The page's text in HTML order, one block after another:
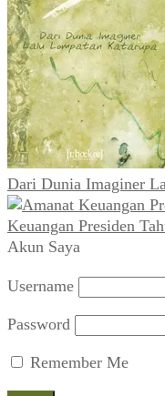
Dari Dunia Imaginer
Keuangan Presiden
Akun Saya
Username
Password
Remember Me